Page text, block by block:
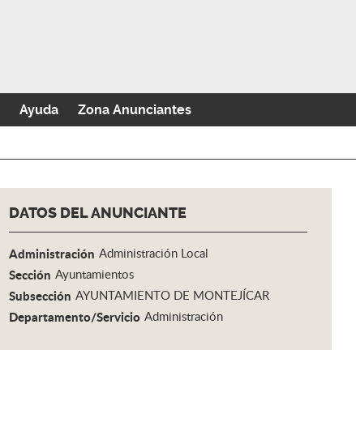
Ayuda Zona Anunciantes
DATOS DEL ANUNCIANTE
Administración Administración Local
Sección Ayuntamientos
Subsección AYUNTAMIENTO DE MONTEJÍCAR
Departamento/Servicio Administración